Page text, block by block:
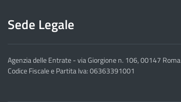
Sede Legale
Agenzia delle Entrate - via Giorgione n. 106, 00147 Roma
Codice Fiscale e Partita Iva: 06363391001